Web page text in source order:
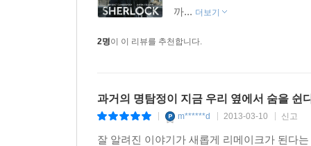
까... 더보기
2명이 이 리뷰를 추천합니다.
과거의 명탐정이 지금 우리 옆에서 숨을 쉰
m******d 2013-03-10 신고
잘 알려진 이야기가 새롭게 리메이크가 된다